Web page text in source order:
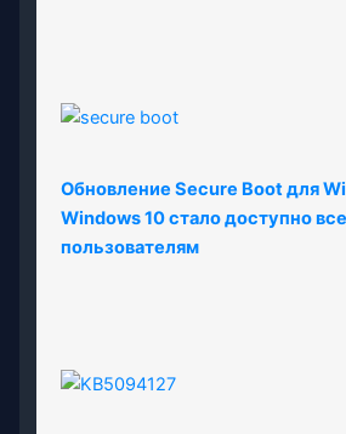
Обновление Secure Boot для
Windows 10 стало доступно
пользователям